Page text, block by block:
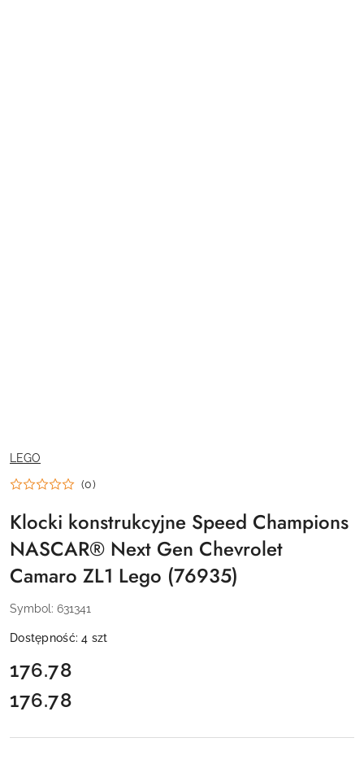
NAZWA
PRODUCENTA:
LEGO
(0)
Klocki konstrukcyjne Speed Champions
NASCAR® Next Gen Chevrolet
Camaro ZL1 Lego (76935)
Symbol: 631341
Dostępność:4 szt
cena:
176.78
Cena:
176.78